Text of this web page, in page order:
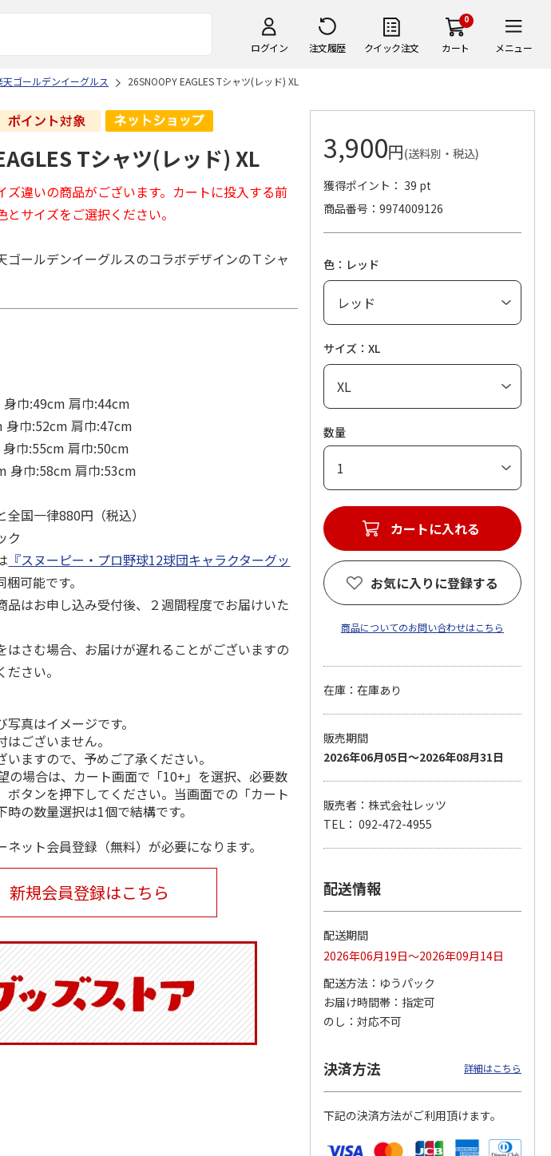
ログイン 注文履歴 クイック注文
0
カート メニュー
ゴールデンイーグルス 26SNOOPY EAGLES Tシャツ(レッド) XL
コジコジ／ショルダ
ー付きバッグ
1,760円
アニメ『ジョジョの
奇妙な冒険 黄金の
風』CITY POP
3,839円
『ジョジョの奇妙な
冒険 スターダスト
4,400円
『ジョジョの奇妙な
冒険 スターダスト
クルセイダース』
トラ…
3,300円
「I’m Doraemon」
4,840円
Tシャツ(レッド) XL
ズ違いの商品がございます。カートに投入する前
サイズをご選択ください。
ゴールデンイーグルスのコラボデザインのＴシャ
巾:49cm 肩巾:44cm
身巾:52cm 肩巾:47cm
巾:55cm 肩巾:50cm
身巾:58cm 肩巾:53cm
国一律880円（税込）
ク
『スヌーピー・プロ野球12球団キャラクターグッ
可能です。
はお申し込み受付後、２週間程度でお届けいた
さむ場合、お届けが遅れることがございますの
さい。
真はイメージです。
ございません。
ますので、予めご了承ください。
の場合は、カート画面で「10+」を選択、必要数
ボタンを押下してください。当画面での「カート
の数量選択は1個で結構です。
ネット会員登録（無料）が必要になります。
新規会員登録はこちら
3,900円(送料別・税込)
獲得ポイント： 39 pt
商品番号
9974009126
色：レッド
サイズ：XL
数量
カートに入れる
お気に入りに登録する
商品についてのお問い合わせはこちら
在庫：在庫あり
販売期間
2026年06月05日～2026年08月31日
販売者：株式会社レッツ
TEL： 092-472-4955
配送情報
配送期間
2026年06月19日～2026年09月14日
配送方法
ゆうパック
お届け時間帯
指定可
のし
対応不可
決済方法 詳細はこちら
下記の決済方法がご利用頂けます。